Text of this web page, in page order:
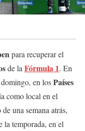
para recuperar el
de la Fórmula 1. En
en losPaíses
como local en el
una semana atrás,
la temporada, en el